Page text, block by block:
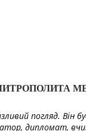
погляд. Він
дипломат,